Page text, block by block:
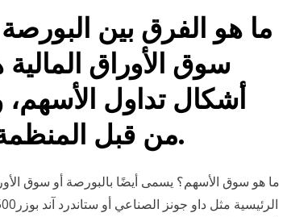
ما هو الفرق بين
سوق الأوراق
أشكال تداول
من قبل المنظمة التي تعزز تداول الأسهم.
ما هو سوق الأسهم؟ يسمى أيضًا بالبورصة أو سوق